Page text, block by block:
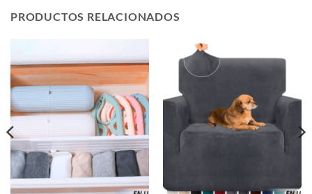
PRODUCTOS RELACIONADOS